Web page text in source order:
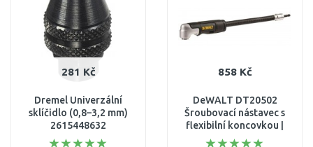
281 Kč
Dremel Univerzální
sklíčidlo (0,8–3,2 mm)
2615448632
858 Kč
DeWALT DT20502
Šroubovací nástavec s
flexibilní koncovkou |
1/4" | 4 v 1